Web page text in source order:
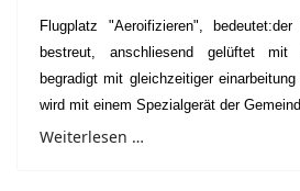
Flugplatz "Aeroifizieren",
bestreut, anschliesend gelüftet
begradigt mit gleichzeitiger
wird mit einem Spezialgerät der
Weiterlesen …